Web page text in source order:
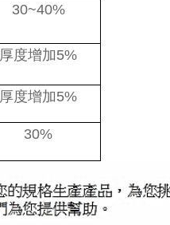
30~40%
厚度增加5%
厚度增加5%
30%